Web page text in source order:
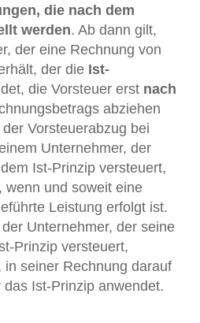
die nach dem
werden. Ab dann gilt,
der eine Rechnung von
der die Ist-
die Vorsteuer erst nach
abziehen
Vorsteuerabzug bei
Unternehmer, der
Ist-Prinzip versteuert,
wenn und soweit eine
Leistung erfolgt ist.
Unternehmer, der seine
Prinzip versteuert,
seiner Rechnung darauf
Ist-Prinzip anwendet.